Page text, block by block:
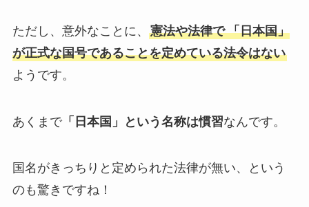
ただし、意外なことに、 憲法や法律で 「日本国」
が正式な国号であることを定めている法令はない
ようです。
あくまで「日本国」という名称は慣習なんです。
国名がきっちりと定められた法律が無い、という
のも驚きですね！